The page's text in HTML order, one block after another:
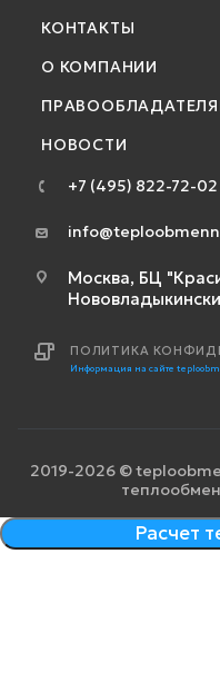
КОНТАКТЫ
О КОМПАНИИ
НОВОСТИ
+7 (495) 822-72-02
Москва, БЦ
ПОЛИТИКА
Информация на сайте
2019-2026 ©
Расчет